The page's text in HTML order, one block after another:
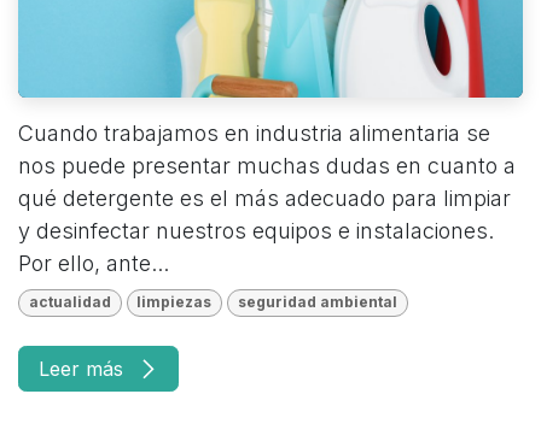
Cuando trabajamos en industria alimentaria se
nos puede presentar muchas dudas en cuanto a
qué detergente es el más adecuado para limpiar
y desinfectar nuestros equipos e instalaciones.
Por ello, ante...
actualidad limpiezas seguridad ambiental
Leer más